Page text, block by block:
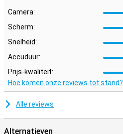
Camera:
Scherm:
Snelheid:
Accuduur:
Prijs-kwaliteit:
Hoe komen onze reviews tot stand?
Alle reviews
Alternatieven